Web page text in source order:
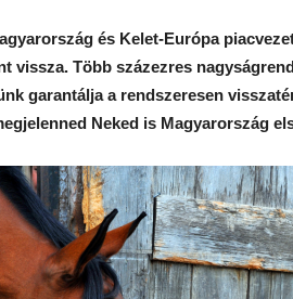
és Kelet-Európa
vissza. Több százezres
garantálja a rendszeresen
Neked is Magyarország